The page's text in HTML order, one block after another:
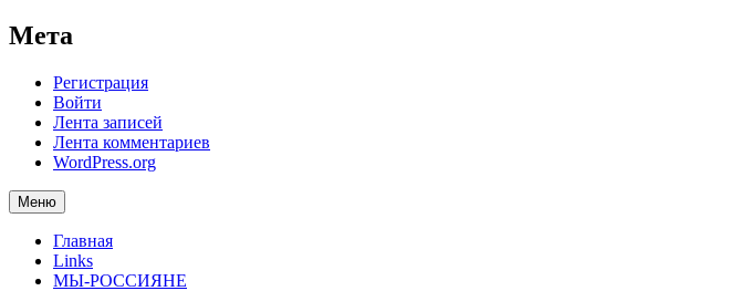
Мета
Регистрация
Войти
Лента записей
Лента комментариев
WordPress.org
Меню
Главная
Links
МЫ-РОССИЯНЕ